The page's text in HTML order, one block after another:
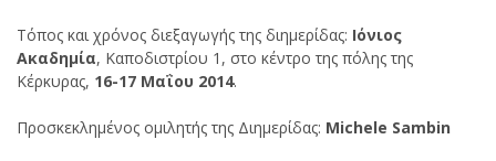
Τόπος και χρόνος διεξαγωγής της διημερίδας: Ιόνιος
Ακαδημία, Καποδιστρίου 1, στο κέντρο της πόλης της
Κέρκυρας, 16-17 Μαΐου 2014.
Προσκεκλημένος ομιλητής της Διημερίδας: Michele Sambin